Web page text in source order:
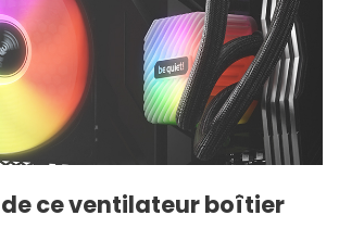
ce ventilateur boîtier